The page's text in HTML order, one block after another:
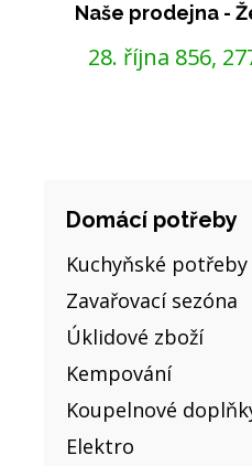
Naše prodejna -
28. října 856,
Domácí potřeby
Kuchyňské potřeby
Zavařovací sezóna
Úklidové zboží
Kempování
Koupelnové
Elektro